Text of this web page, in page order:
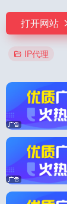
打开网站
IP代理